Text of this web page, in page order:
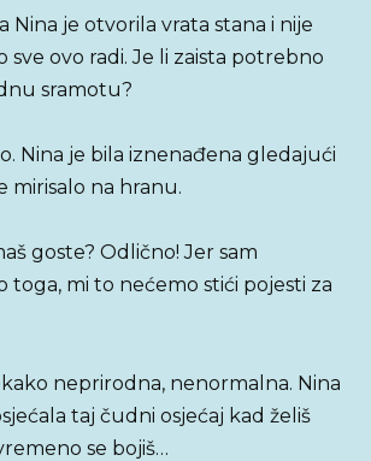
Nina je otvorila vrata stana i nije
sve ovo radi. Je li zaista potrebno
sramotu?
Nina je bila iznenađena gledajući
mirisalo na hranu.
goste? Odlično! Jer sam
toga, mi to nećemo stići pojesti za
neprirodna, nenormalna. Nina
taj čudni osjećaj kad želiš
se bojiš…